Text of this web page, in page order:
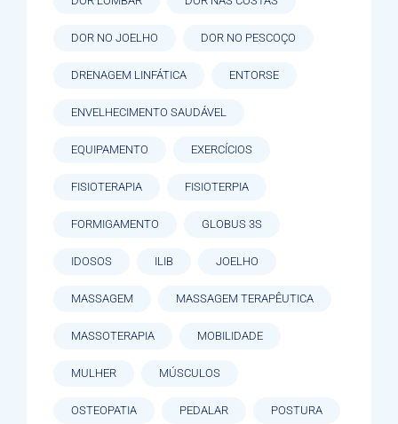
DOR NO JOELHO DOR NO PESCOÇO
DRENAGEM LINFÁTICA ENTORSE
ENVELHECIMENTO SAUDÁVEL
EQUIPAMENTO EXERCÍCIOS
FISIOTERAPIA FISIOTERPIA
FORMIGAMENTO GLOBUS 3S
IDOSOS ILIB JOELHO
MASSAGEM MASSAGEM TERAPÊUTICA
MASSOTERAPIA MOBILIDADE
MULHER MÚSCULOS
OSTEOPATIA PEDALAR POSTURA